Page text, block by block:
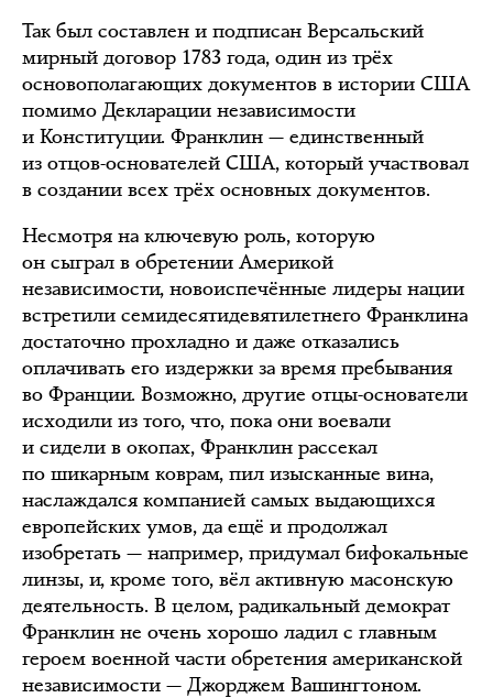
Так был составлен и подписан Версальский
мирный договор 1783 года, один из трёх
основополагающих документов в истории США
помимо Декларации независимости
и Конституции. Франклин — единственный
из отцов-основателей США, который участвовал
в создании всех трёх основных документов.
Несмотря на ключевую роль, которую
он сыграл в обретении Америкой
независимости, новоиспечённые лидеры нации
встретили семидесятидевятилетнего Франклина
достаточно прохладно и даже отказались
оплачивать его издержки за время пребывания
во Франции. Возможно, другие отцы-основатели
исходили из того, что, пока они воевали
и сидели в окопах, Франклин рассекал
по шикарным коврам, пил изысканные вина,
наслаждался компанией самых выдающихся
европейских умов, да ещё и продолжал
изобретать — например, придумал бифокальные
линзы, и, кроме того, вёл активную масонскую
деятельность. В целом, радикальный демократ
Франклин не очень хорошо ладил с главным
героем военной части обретения американской
независимости — Джорджем Вашингтоном.